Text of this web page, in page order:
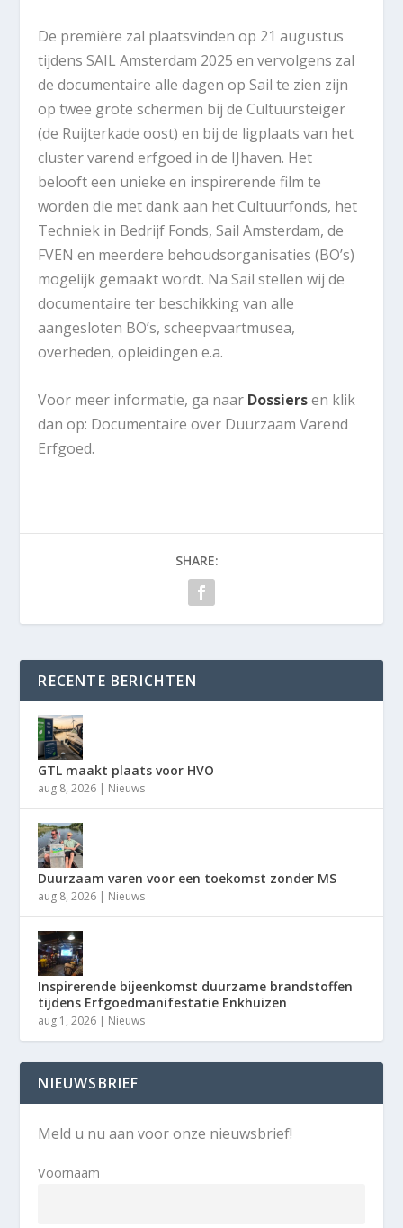
De première zal plaatsvinden op 21 augustus
tijdens SAIL Amsterdam 2025 en vervolgens zal
de documentaire alle dagen op Sail te zien zijn
op twee grote schermen bij de Cultuursteiger
(de Ruijterkade oost) en bij de ligplaats van het
cluster varend erfgoed in de IJhaven. Het
belooft een unieke en inspirerende film te
worden die met dank aan het Cultuurfonds, het
Techniek in Bedrijf Fonds, Sail Amsterdam, de
FVEN en meerdere behoudsorganisaties (BO’s)
mogelijk gemaakt wordt. Na Sail stellen wij de
documentaire ter beschikking van alle
aangesloten BO’s, scheepvaartmusea,
overheden, opleidingen e.a.
Voor meer informatie, ga naar Dossiersen klik
dan op: Documentaire over Duurzaam Varend
Erfgoed.
SHARE:
RECENTE BERICHTEN
GTL maakt plaats voor HVO
aug 8, 2026 | Nieuws
Duurzaam varen voor een toekomst zonder MS
aug 8, 2026 | Nieuws
Inspirerende bijeenkomst duurzame brandstoffen
tijdens Erfgoedmanifestatie Enkhuizen
aug 1, 2026 | Nieuws
NIEUWSBRIEF
Meld u nu aan voor onze nieuwsbrief!
Voornaam